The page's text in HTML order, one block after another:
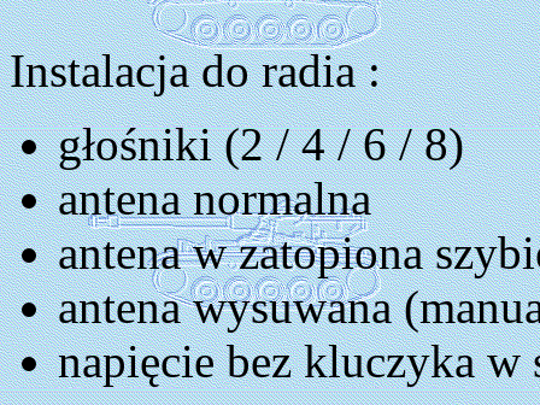
Instalacja do radia :
głośniki (2 / 4 / 6 / 8)
antena normalna
antena w zatopiona
antena wysuwana
napięcie bez kluczyka w